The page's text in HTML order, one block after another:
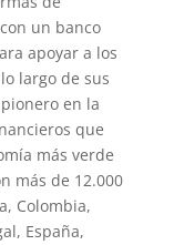
un banco
apoyar a los
largo de sus
en la
que
más verde
más de 12.000
Colombia,
España,